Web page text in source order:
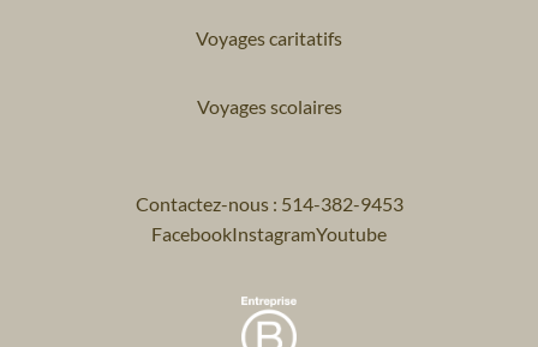
Voyages caritatifs
Voyages scolaires
Contactez-nous : 514-382-9453
FacebookInstagramYoutube